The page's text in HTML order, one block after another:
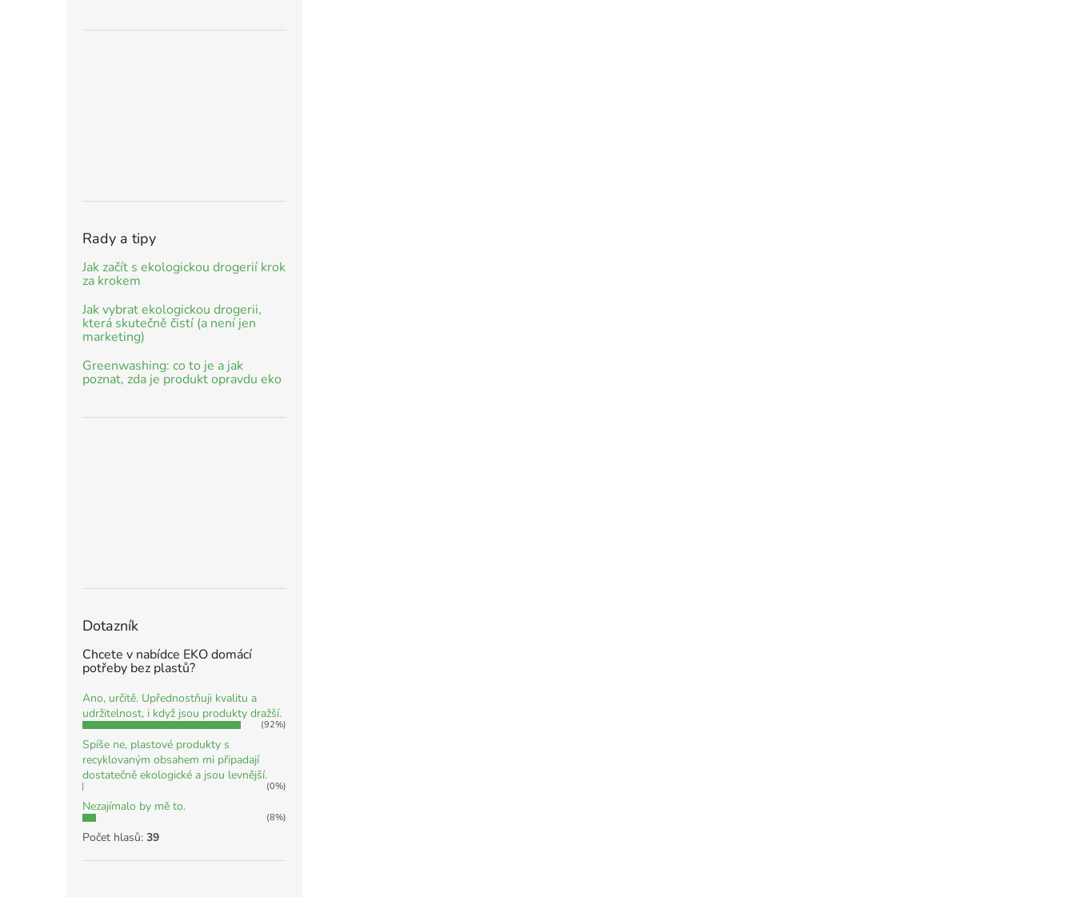
Rady a tipy
Jak začít s ekologickou drogerií krok
za krokem
Jak vybrat ekologickou drogerii,
která skutečně čistí (a není jen
marketing)
Greenwashing: co to je a jak
poznat, zda je produkt opravdu eko
Dotazník
Chcete v nabídce EKO domácí
potřeby bez plastů?
Ano, určitě. Upřednostňuji kvalitu a
udržitelnost, i když jsou produkty dražší.
(92%)
Spíše ne, plastové produkty s
recyklovaným obsahem mi připadají
dostatečně ekologické a jsou levnější.
(0%)
Nezajímalo by mě to.
(8%)
Počet hlasů: 39